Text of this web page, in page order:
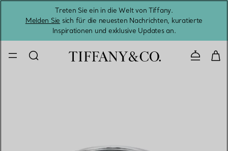
Treten Sie ein in die Welt von Tiffany.
Melden Sie sich für die neuesten Nachrichten, kuratierte
Inspirationen und exklusive Updates an.